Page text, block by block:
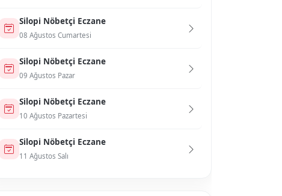
Si̇lopi̇ Nöbetçi Eczane
08 Ağustos Cumartesi
Si̇lopi̇ Nöbetçi Eczane
09 Ağustos Pazar
Si̇lopi̇ Nöbetçi Eczane
10 Ağustos Pazartesi
Si̇lopi̇ Nöbetçi Eczane
11 Ağustos Salı